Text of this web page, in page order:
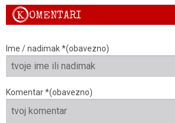
KOMENTARI
Ime / nadimak *(obavezno)
Komentar *(obavezno)